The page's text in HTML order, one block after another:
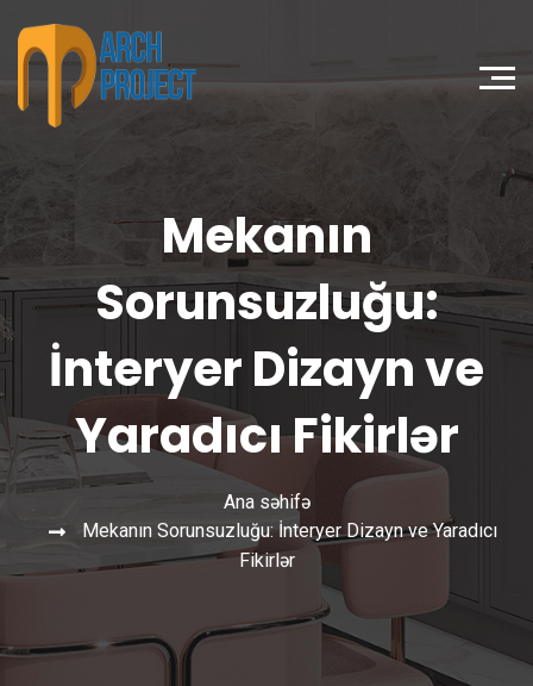
Mekanın
Sorunsuzluğu:
İnteryer Dizayn ve
Yaradıcı Fikirlər
Ana səhifə
Mekanın Sorunsuzluğu: İnteryer Dizayn ve Yaradıcı
Fikirlər